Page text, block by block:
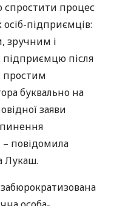
процес
підприємців:
зручним і
підприємцю після
простим
буквально на
заяви
– повідомила
Лукаш.
забюрократизована